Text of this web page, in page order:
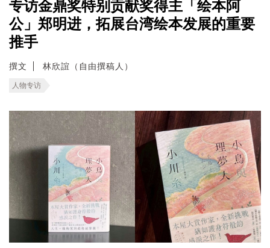
专访金鼎奖特别贡献奖得主「绘本阿
公」郑明进，拓展台湾绘本发展的重要
推手
撰文 林欣誼（自由撰稿人）
人物专访